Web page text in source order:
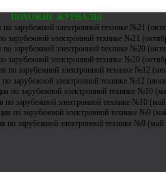
ПОХОЖИЕ ЖУРНАЛЫ
зарубежной электронной технике №21
зарубежной электронной технике №20
зарубежной электронной технике №12
по зарубежной электронной технике №10
по зарубежной электронной технике №9 (май